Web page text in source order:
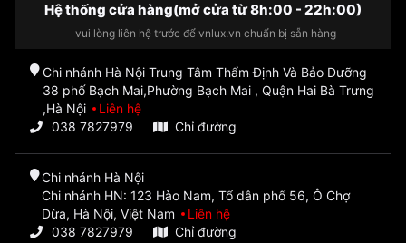
Hệ thống cửa hàng(mở cửa từ 8h:00 - 22h:00)
vui lòng liên hệ trước để vnlux.vn chuẩn bị sẵn hàng
Chi nhánh Hà Nội Trung Tâm Thẩm Định Và Bảo Dưỡng
38 phố Bạch Mai,Phường Bạch Mai , Quận Hai Bà Trưng
,Hà Nội
Liên hệ
038 7827979
Chỉ đường
Chi nhánh Hà Nội
Chi nhánh HN: 123 Hào Nam, Tổ dân phố 56, Ô Chợ
Dừa, Hà Nội, Việt Nam
Liên hệ
038 7827979
Chỉ đường